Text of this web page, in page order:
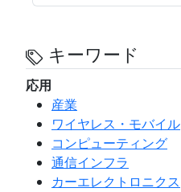
キーワード
応用
産業
ワイヤレス・モバイル
コンピューティング
通信インフラ
カーエレクトロニクス